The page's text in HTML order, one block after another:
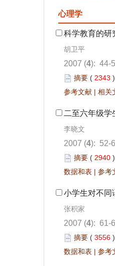
心理学
科学教育的研
胡卫平
2007 (4): 44-
摘要 ( 2343
参考文献 | 相关
二至六年级
李晓文
2007 (4): 52-
摘要 ( 2940
数据和表 | 参考
小学生对不同
张积家
2007 (4): 61-
摘要 ( 3556
数据和表 | 参考